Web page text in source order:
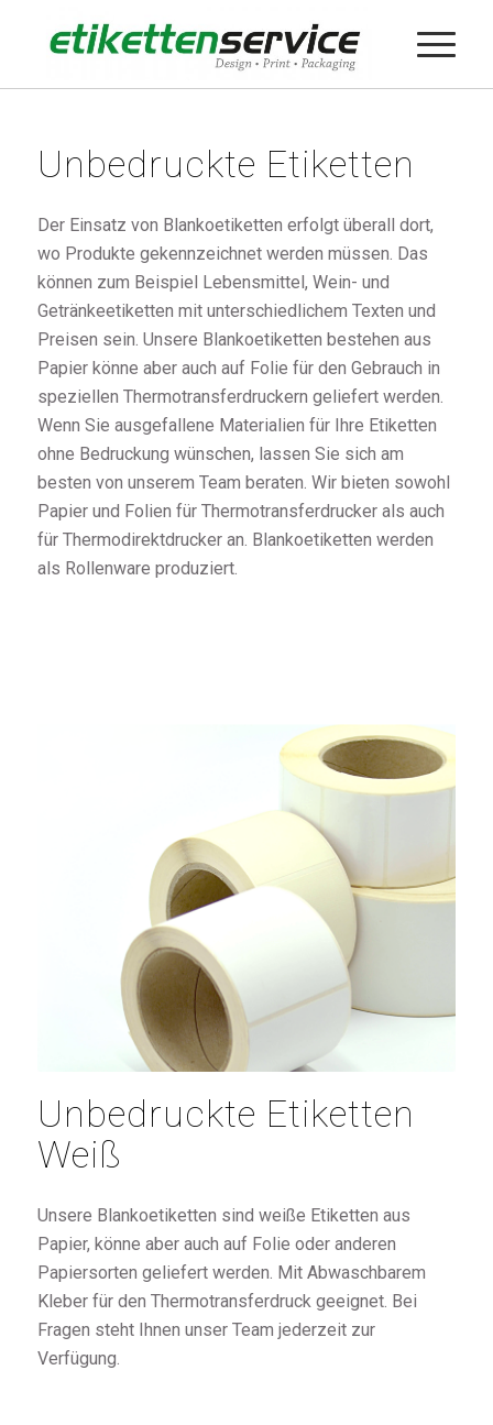
Unbedruckte Etiketten
Der Einsatz von Blankoetiketten erfolgt überall dort,
wo Produkte gekennzeichnet werden müssen. Das
können zum Beispiel Lebensmittel, Wein- und
Getränkeetiketten mit unterschiedlichem Texten und
Preisen sein. Unsere Blankoetiketten bestehen aus
Papier könne aber auch auf Folie für den Gebrauch in
speziellen Thermotransferdruckern geliefert werden.
Wenn Sie ausgefallene Materialien für Ihre Etiketten
ohne Bedruckung wünschen, lassen Sie sich am
besten von unserem Team beraten. Wir bieten sowohl
Papier und Folien für Thermotransferdrucker als auch
für Thermodirektdrucker an. Blankoetiketten werden
als Rollenware produziert.
Unbedruckte Etiketten
Weiß
Unsere Blankoetiketten sind weiße Etiketten aus
Papier, könne aber auch auf Folie oder anderen
Papiersorten geliefert werden. Mit Abwaschbarem
Kleber für den Thermotransferdruck geeignet. Bei
Fragen steht Ihnen unser Team jederzeit zur
Verfügung.